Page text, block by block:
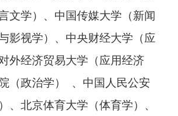
文学）、中国传媒大学（新闻
影视学）、中央财经大学（应
外经济贸易大学（应用经济
（政治学） 、中国人民公安
、北京体育大学（体育学）、